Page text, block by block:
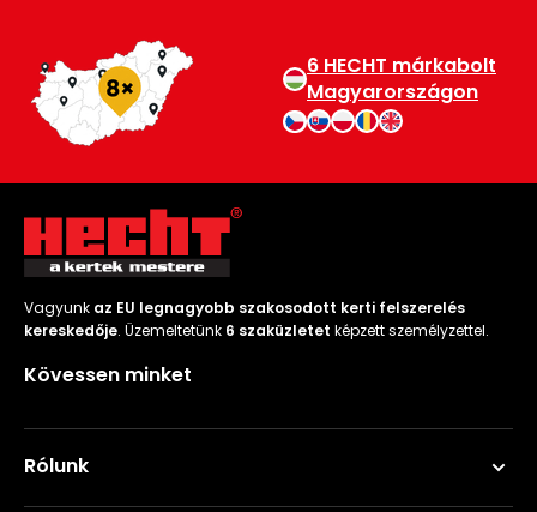
6 HECHT márkabolt
Magyarországon
Vagyunk az EU legnagyobb szakosodott kerti felszerelés
kereskedője. Üzemeltetünk 6 szaküzletet képzett személyzettel.
Kövessen minket
Rólunk